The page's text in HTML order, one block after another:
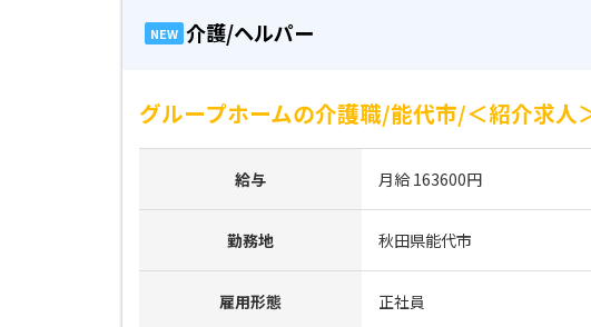
NEW 介護/ヘルパー
グループホームの介護職/能代市/＜紹介求
給与 月給 163600円
勤務地 秋田県能代市
雇用形態 正社員